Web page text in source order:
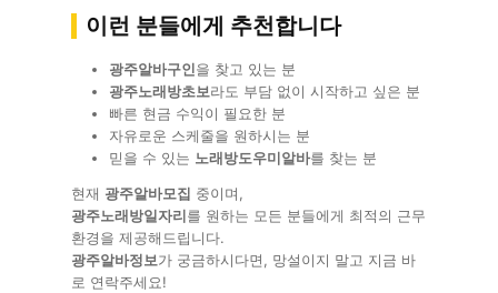
이런 분들에게 추천합니다
광주알바구인을 찾고 있는 분
광주노래방초보라도 부담 없이 시작하고 싶은 분
빠른 현금 수익이 필요한 분
자유로운 스케줄을 원하시는 분
믿을 수 있는 노래방도우미알바를 찾는 분
현재 광주알바모집 중이며,
광주노래방일자리를 원하는 모든 분들에게 최적의 근무
환경을 제공해드립니다.
광주알바정보가 궁금하시다면, 망설이지 말고 지금 바
로 연락주세요!